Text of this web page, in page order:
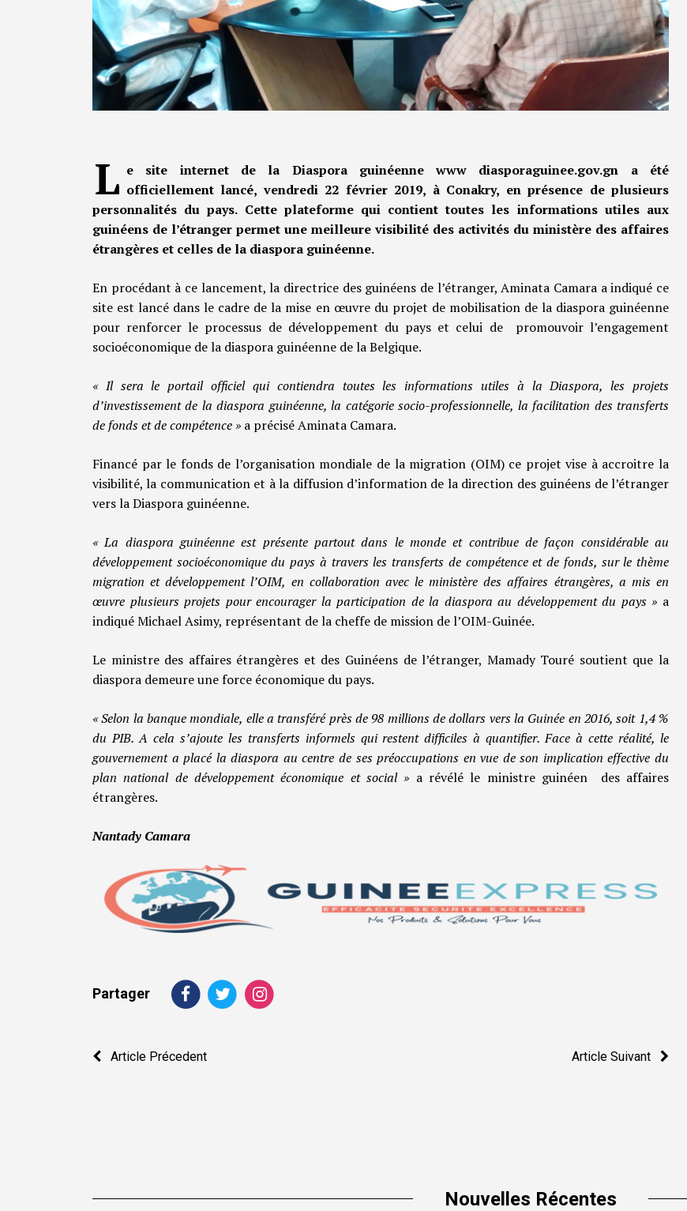
L e site internet de la Diaspora guinéenne www diasporaguinee.gov.gn a été
officiellement lancé, vendredi 22 février 2019, à Conakry, en présence de plusieurs
personnalités du pays. Cette plateforme qui contient toutes les informations utiles aux
guinéens de l’étranger permet une meilleure visibilité des activités du ministère des affaires
étrangères et celles de la diaspora guinéenne.
En procédant à ce lancement, la directrice des guinéens de l’étranger, Aminata Camara a indiqué ce
site est lancé dans le cadre de la mise en œuvre du projet de mobilisation de la diaspora guinéenne
pour renforcer le processus de développement du pays et celui de promouvoir l’engagement
socioéconomique de la diaspora guinéenne de la Belgique.
« Il sera le portail officiel qui contiendra toutes les informations utiles à la Diaspora, les projets
d’investissement de la diaspora guinéenne, la catégorie socio-professionnelle, la facilitation des transferts
de fonds et de compétence » a précisé Aminata Camara.
Financé par le fonds de l’organisation mondiale de la migration (OIM) ce projet vise à accroitre la
visibilité, la communication et à la diffusion d’information de la direction des guinéens de l’étranger
vers la Diaspora guinéenne.
« La diaspora guinéenne est présente partout dans le monde et contribue de façon considérable au
développement socioéconomique du pays à travers les transferts de compétence et de fonds, sur le thème
migration et développement l’OIM, en collaboration avec le ministère des affaires étrangères, a mis en
œuvre plusieurs projets pour encourager la participation de la diaspora au développement du pays » a
indiqué Michael Asimy, représentant de la cheffe de mission de l’OIM-Guinée.
Le ministre des affaires étrangères et des Guinéens de l’étranger, Mamady Touré soutient que la
diaspora demeure une force économique du pays.
« Selon la banque mondiale, elle a transféré près de 98 millions de dollars vers la Guinée en 2016, soit 1,4 %
du PIB. A cela s’ajoute les transferts informels qui restent difficiles à quantifier. Face à cette réalité, le
gouvernement a placé la diaspora au centre de ses préoccupations en vue de son implication effective du
plan national de développement économique et social » a révélé le ministre guinéen des affaires
étrangères.
Nantady Camara
Partager
Navigation
Article Précedent Article Suivant
Nouvelles Récentes